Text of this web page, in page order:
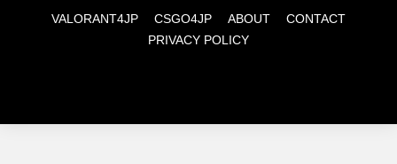
VALORANT4JP CSGO4JP ABOUT
CONTACT
PRIVACY POLICY